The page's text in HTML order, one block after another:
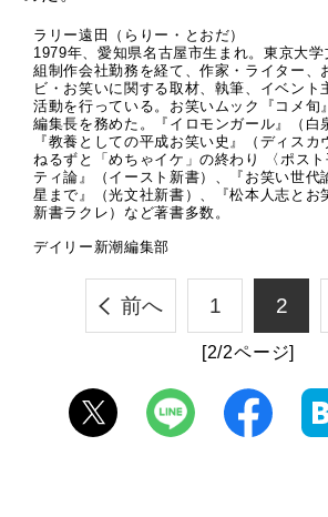
ラリー遠田（らりー・とおだ）
1979年、愛知県名古屋市生まれ。東京大
組制作会社勤務を経て、作家・ライター、
ビ・お笑いに関する取材、執筆、イベント
活動を行っている。お笑いムック『コメ旬
編集長を務めた。『イロモンガール』（白
『教養としての平成お笑い史』（ディス
ねるずと「めちゃイケ」の終わり 〈ポス
ティ論』（イースト新書）、『お笑い世代
星まで』（光文社新書）、『松本人志とお
新書ラクレ）など著書多数。
デイリー新潮編集部
前へ 1 2
[2/2ページ]